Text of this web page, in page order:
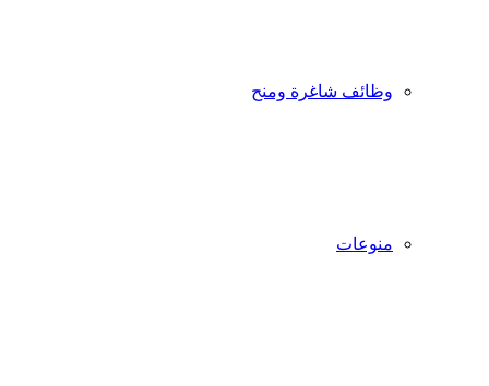
وظائف شاغرة ومنح
منوعات